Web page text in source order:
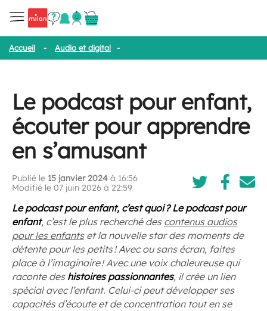
Accueil - Audio et digital -
Le podcast pour enfant,
écouter pour apprendre
en s’amusant
Publié le 15 janvier 2024 à 16:56
Modifié le 07 juin 2026 à 22:59
Le podcast pour enfant, c’est quoi ? Le podcast pour
enfant, c’est le plus recherché des contenus audios
pour les enfantset la nouvelle star des moments de
détente pour les petits ! Avec ou sans écran, faites
place à l’imaginaire ! Avec une voix chaleureuse qui
raconte des histoires passionnantes, il crée un lien
spécial avec l’enfant. Celui-ci peut développer ses
capacités d’écoute et de concentration tout en se